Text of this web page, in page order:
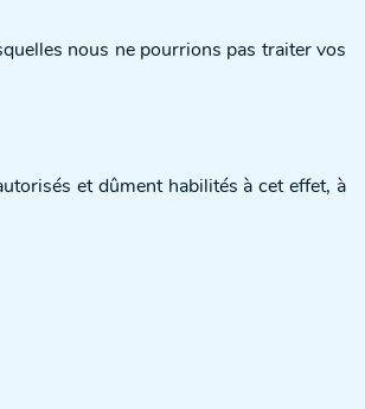
nous ne pourrions pas traiter vos
et dûment habilités à cet effet, à